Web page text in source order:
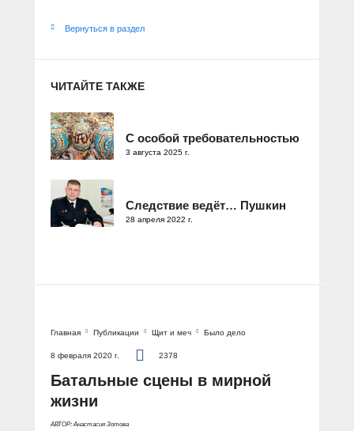
Вернуться в раздел
ЧИТАЙТЕ ТАКЖЕ
С особой требовательностью
3 августа 2025 г.
Следствие ведёт… Пушкин
28 апреля 2022 г.
Главная Публикации Щит и меч Было дело
8 февраля 2020 г. 2378
Батальные сцены в мирной
жизни
АВТОР: Анастасия Зотова